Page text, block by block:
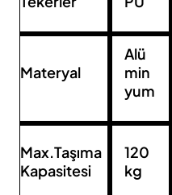
Materyal
Alü
min
yum
Max.Taşıma
Kapasitesi
120
kg